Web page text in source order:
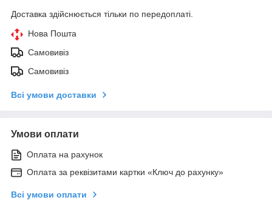
Доставка здійснюється тільки по передоплаті.
Нова Пошта
Самовивіз
Самовивіз
Всі умови доставки
Умови оплати
Оплата на рахунок
Оплата за реквізитами картки «Ключ до рахунку»
Всі умови оплати